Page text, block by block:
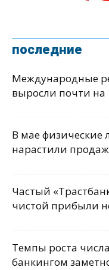
последние
Международные
выросли почти на
В мае физические
нарастили
Частый
чистой прибыли
Темпы роста
банкингом